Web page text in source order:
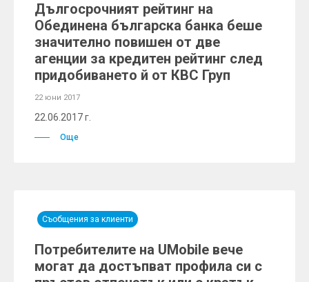
Дългосрочният рейтинг на
Обединена българска банка беше
значително повишен от две
агенции за кредитен рейтинг след
придобиването й от КВС Груп
22 юни 2017
22.06.2017 г.
Още
Съобщения за клиенти
Потребителите на UMobile вече
могат да достъпват профила си с